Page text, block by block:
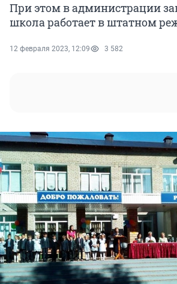
При этом в администрации
школа работает в штатном
12 февраля 2023, 12:09 3 582